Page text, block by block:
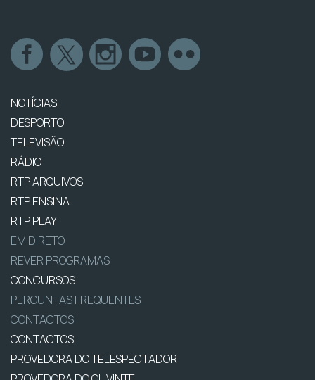
NOTÍCIAS
DESPORTO
TELEVISÃO
RÁDIO
RTP ARQUIVOS
RTP ENSINA
RTP PLAY
EM DIRETO
REVER PROGRAMAS
CONCURSOS
PERGUNTAS FREQUENTES
CONTACTOS
CONTACTOS
PROVEDORA DO TELESPECTADOR